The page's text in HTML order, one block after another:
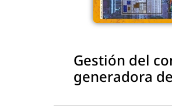
Gestión del
generadora